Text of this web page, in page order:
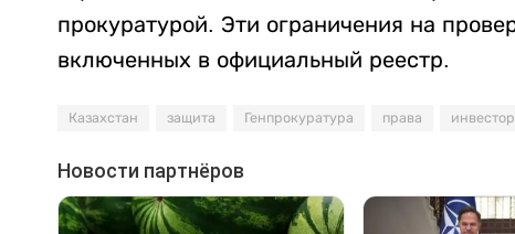
прокуратурой. Эти ограничения на
включенных в официальный реестр.
Казахстан защита Генпрокуратура права инвестор